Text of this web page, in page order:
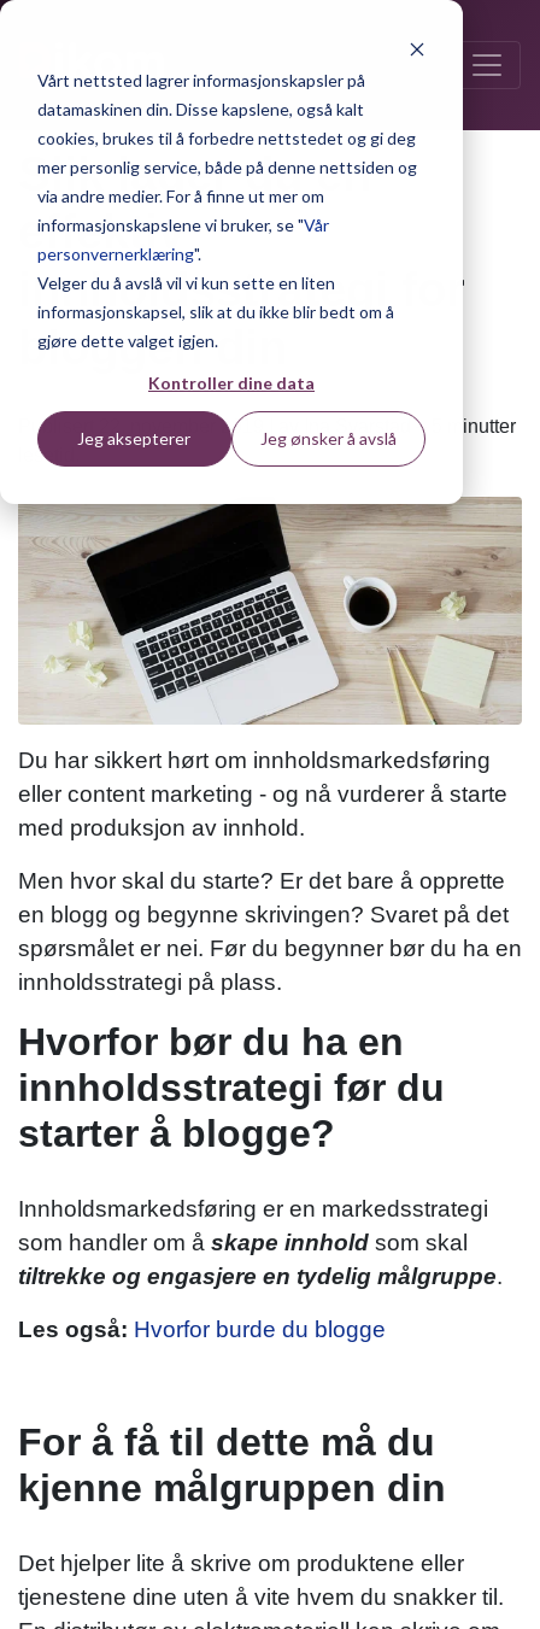
Vårt nettsted lagrer informasjonskapsler på
datamaskinen din. Disse kapslene, også kalt
cookies, brukes til å forbedre nettstedet og gi deg
mer personlig service, både på denne nettsiden og
via andre medier. For å finne ut mer om
informasjonskapslene vi bruker, se "Vår
personvernerklæring".
Velger du å avslå vil vi kun sette en liten
informasjonskapsel, slik at du ikke blir bedt om å
gjøre dette valget igjen.
Kontroller dine data
Jeg aksepterer Jeg ønsker å avslå
Slik lager du en
effektiv
innholdsstrategi for
bloggen din
Publisert 22. november 2019 | av Ina Svarstad – 5 minutter
lesetid.
Du har sikkert hørt om innholdsmarkedsføring
eller content marketing - og nå vurderer å starte
med produksjon av innhold.
Men hvor skal du starte? Er det bare å opprette
en blogg og begynne skrivingen? Svaret på det
spørsmålet er nei. Før du begynner bør du ha en
innholdsstrategi på plass.
Hvorfor bør du ha en
innholdsstrategi før du
starter å blogge?
Innholdsmarkedsføring er en markedsstrategi
som handler om å skape innhold som skal
tiltrekke og engasjere en tydelig målgruppe.
Les også: Hvorfor burde du blogge
For å få til dette må du
kjenne målgruppen din
Det hjelper lite å skrive om produktene eller
tjenestene dine uten å vite hvem du snakker til.